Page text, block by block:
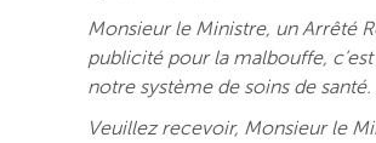
Monsieur le Ministre, un Arrêté
publicité pour la malbouffe,
notre système de soins de
Veuillez recevoir, Monsieur le